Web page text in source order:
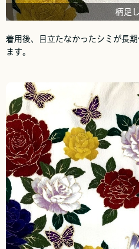
柄足
着用後、目立たなかったシミが長
ます。